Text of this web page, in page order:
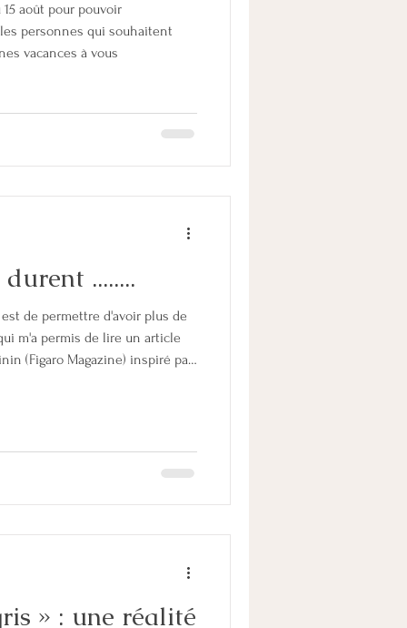
parentalité
août pour pouvoir
personnes qui souhaitent
vacances à vous
........
de permettre d'avoir plus de
m'a permis de lire un article
(Figaro Magazine) inspiré par
qui f
» : une réalité